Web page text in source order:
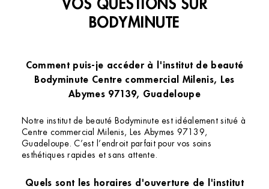
BODYMINUTE
Comment puis-je accéder à l'institut de beauté
Bodyminute Centre commercial Milenis, Les
Abymes 97139, Guadeloupe
Notre institut de beauté Bodyminute est idéalement situé à
Centre commercial Milenis, Les Abymes 97139,
Guadeloupe. C’est l’endroit parfait pour vos soins
esthétiques rapides et sans attente.
Quels sont les horaires d'ouverture de l'institut